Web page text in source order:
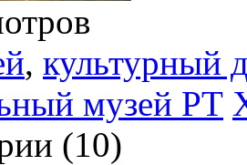
, культурный
музей РТ
(10)